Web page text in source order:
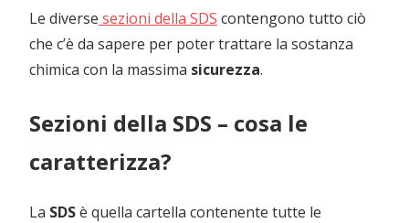
Le diverse sezioni della SDS contengono tutto ciò
che c’è da sapere per poter trattare la sostanza
chimica con la massima sicurezza.
Sezioni della SDS – cosa le
caratterizza?
La SDSè quella cartella contenente tutte le